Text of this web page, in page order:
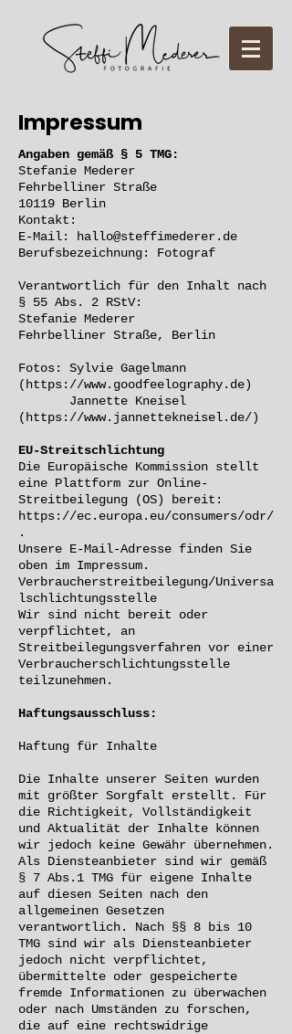
Impressum
Angaben gemäß § 5 TMG:
Stefanie Mederer
Fehrbelliner Straße
10119 Berlin
Kontakt:
E-Mail:
hallo@steffimederer.de
Berufsbezeichnung: Fotograf
Verantwortlich für den Inhalt nach
§ 55 Abs. 2 RStV:
Stefanie Mederer
Fehrbelliner Straße, Berlin
Fotos: Sylvie Gagelmann
( https://www.goodfeelography.de)
Jannette Kneisel
( https://www.jannettekneisel.de/)
EU-Streitschlichtung
Die Europäische Kommission stellt
eine Plattform zur Online-
Streitbeilegung (OS) bereit:
https://ec.europa.eu/consumers/odr/
.
Unsere E-Mail-Adresse finden Sie
oben im Impressum.
Verbraucherstreitbeilegung/Universa
lschlichtungsstelle
Wir sind nicht bereit oder
verpflichtet, an
Streitbeilegungsverfahren vor einer
Verbraucherschlichtungsstelle
teilzunehmen.
Haftungsausschluss:
Haftung für Inhalte
Die Inhalte unserer Seiten wurden
mit größter Sorgfalt erstellt. Für
die Richtigkeit, Vollständigkeit
und Aktualität der Inhalte können
wir jedoch keine Gewähr übernehmen.
Als Diensteanbieter sind wir gemäß
§ 7 Abs.1 TMG für eigene Inhalte
auf diesen Seiten nach den
allgemeinen Gesetzen
verantwortlich. Nach §§ 8 bis 10
TMG sind wir als Diensteanbieter
jedoch nicht verpflichtet,
übermittelte oder gespeicherte
fremde Informationen zu überwachen
oder nach Umständen zu forschen,
die auf eine rechtswidrige